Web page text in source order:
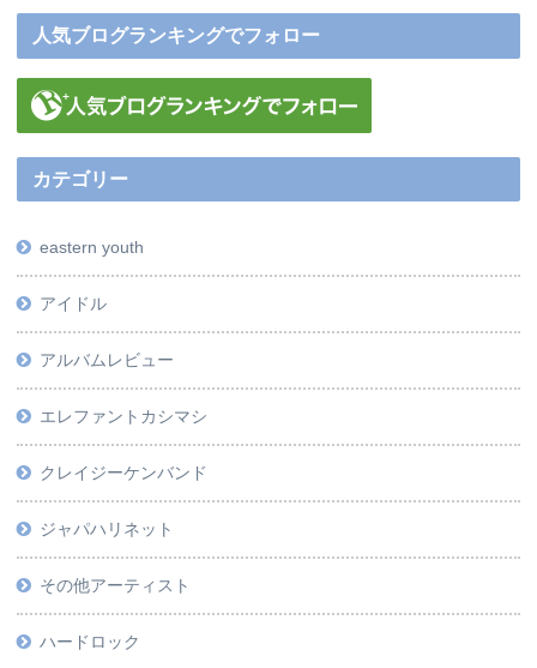
人気ブログランキングでフォロー
カテゴリー
eastern youth
アイドル
アルバムレビュー
エレファントカシマシ
クレイジーケンバンド
ジャパハリネット
その他アーティスト
ハードロック